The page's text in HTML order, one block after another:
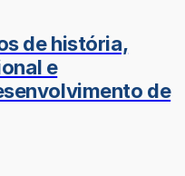
de história,
e
de